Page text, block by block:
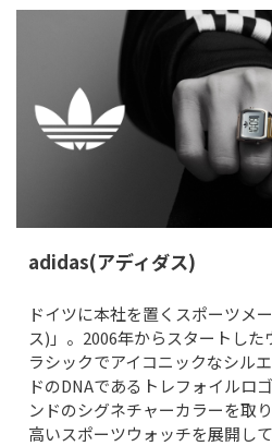
adidas(アディダス)
ドイツに本社を置くスポーツメ
ス)」。2006年からスタートし
ラシックでアイコニックなシル
ドのDNAであるトレフォイルロ
ンドのシグネチャーカラーを取
高いスポーツウォッチを展開して